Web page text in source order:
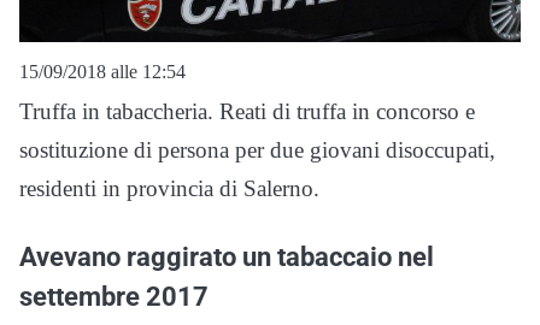
15/09/2018 alle 12:54
Truffa in tabaccheria. Reati di truffa in concorso e
sostituzione di persona per due giovani disoccupati,
residenti in provincia di Salerno.
Avevano raggirato un tabaccaio nel
settembre 2017